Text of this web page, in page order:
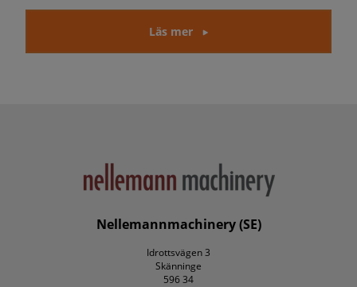
Läs mer
Nellemannmachinery (SE)
Idrottsvägen 3
Skänninge
596 34